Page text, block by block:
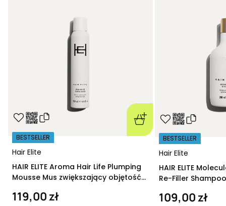
Hair Elite
BESTSELLER
HAIR ELITE Aroma Hair Life Plumping
Mousse Mus zwiększający objętość
119,00 zł
Hair Elite
BESTSELLER
HAIR ELITE
Re-Filler
109,00 zł